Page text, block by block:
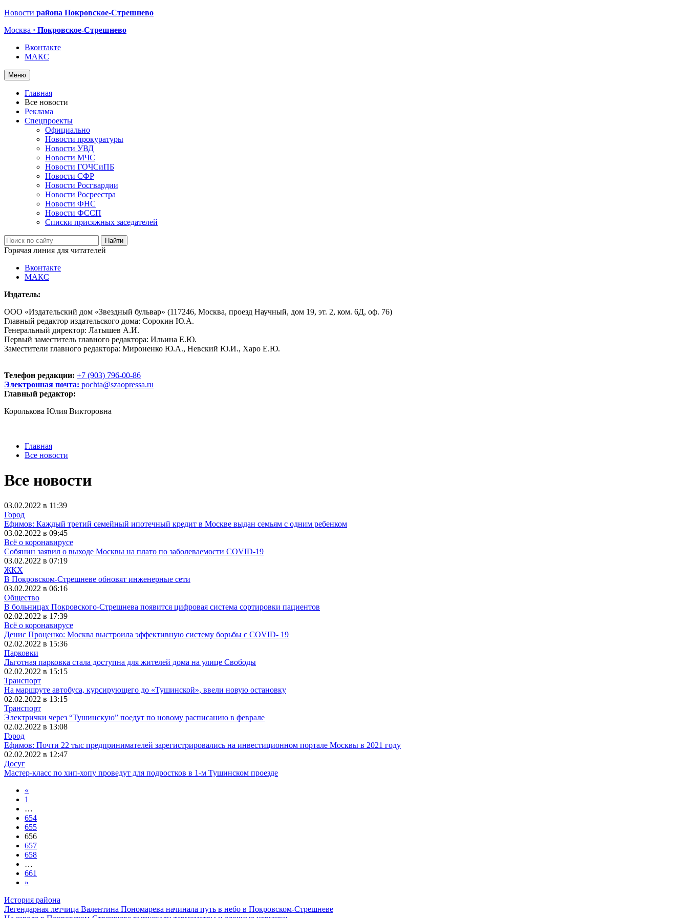
Новости района Покровское-Стрешнево
Москва · Покровское-Стрешнево
Вконтакте
МАКС
Меню
Главная
Все новости
Реклама
Спецпроекты
Официально
Новости прокуратуры
Новости УВД
Новости МЧС
Новости ГОЧСиПБ
Новости СФР
Новости Росгвардии
Новости Росреестра
Новости ФНС
Новости ФССП
Списки присяжных заседателей
Горячая линия для читателей
Вконтакте
МАКС
Издатель:
ООО «Издательский дом «Звездный бульвар» (117246, Москва, проезд Научный, дом 19, эт. 2, ком. 6Д, оф. 76)
Главный редактор издательского дома: Сорокин Ю.А.
Генеральный директор: Латышев А.И.
Первый заместитель главного редактора: Ильина Е.Ю.
Заместители главного редактора: Мироненко Ю.А., Невский Ю.И., Харо Е.Ю.
Телефон редакции: +7 (903) 796-00-86
Электронная почта: pochta@szaopressa.ru
Главный редактор:
Королькова Юлия Викторовна
Главная
Все новости
Все новости
03.02.2022 в 11:39
Город
Ефимов: Каждый третий семейный ипотечный кредит в Москве выдан семьям с одним ребенком
03.02.2022 в 09:45
Всё о коронавирусе
Собянин заявил о выходе Москвы на плато по заболеваемости COVID-19
03.02.2022 в 07:19
ЖКХ
В Покровском-Стрешневе обновят инженерные сети
03.02.2022 в 06:16
Общество
В больницах Покровского-Стрешнева появится цифровая система сортировки пациентов
02.02.2022 в 17:39
Всё о коронавирусе
Денис Проценко: Москва выстроила эффективную систему борьбы с COVID- 19
02.02.2022 в 15:36
Парковки
Льготная парковка стала доступна для жителей дома на улице Свободы
02.02.2022 в 15:15
Транспорт
На маршруте автобуса, курсирующего до «Тушинской», ввели новую остановку
02.02.2022 в 13:15
Транспорт
Электрички через “Тушинскую” поедут по новому расписанию в феврале
02.02.2022 в 13:08
Город
Ефимов: Почти 22 тыс предпринимателей зарегистрировались на инвестиционном портале Москвы в 2021 году
02.02.2022 в 12:47
Досуг
Мастер-класс по хип-хопу проведут для подростков в 1-м Тушинском проезде
«
1
…
654
655
656
657
658
…
661
»
История района
Легендарная летчица Валентина Пономарева начинала путь в небо в Покровском-Стрешневе